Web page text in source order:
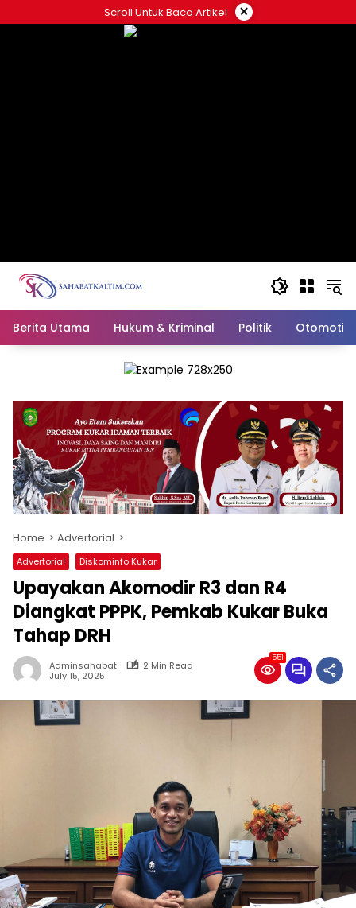
to
Scroll Untuk Baca Artikel ×
Berita Utama Hukum & Kriminal Politik Otomotif
Home Advertorial
Advertorial Diskominfo Kukar
Upayakan Akomodir R3 dan R4
Diangkat PPPK, Pemkab Kukar Buka
Tahap DRH
Adminsahabat
2 Min Read
July 15, 2025
551